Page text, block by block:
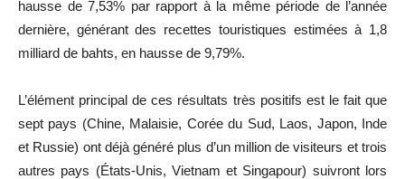
hausse de 7,53% par rapport à la même période de l’année
dernière, générant des recettes touristiques estimées à 1,8
milliard de bahts, en hausse de 9,79%.
L’élément principal de ces résultats très positifs est le fait que
sept pays (Chine, Malaisie, Corée du Sud, Laos, Japon, Inde
et Russie) ont déjà généré plus d’un million de visiteurs et trois
autres pays (États-Unis, Vietnam et Singapour) suivront lors